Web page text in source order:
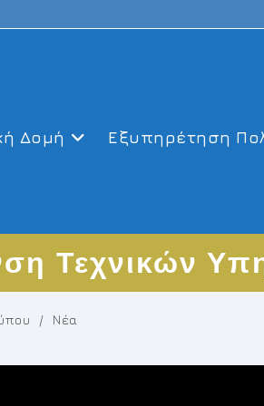
Δομή Εξυπηρέτηση
Τεχνικών
/ Νέα